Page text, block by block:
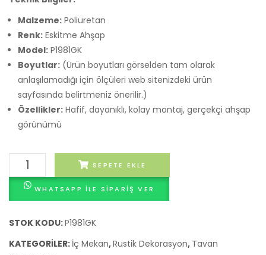
Malzeme: Poliüretan
Renk: Eskitme Ahşap
Model: P1981GK
Boyutlar: (Ürün boyutları görselden tam olarak
anlaşılamadığı için ölçüleri web sitenizdeki ürün
sayfasında belirtmeniz önerilir.)
Özellikler: Hafif, dayanıklı, kolay montaj, gerçekçi ahşap
görünümü
Rustik
Poliüretan
Tavan
(P1981GK)
SEPETE EKLE
WHATSAPP ILE SIPARIŞ VER
STOK KODU:P1981GK
KATEGORILER: İç Mekan,Rustik Dekorasyon, Tavan